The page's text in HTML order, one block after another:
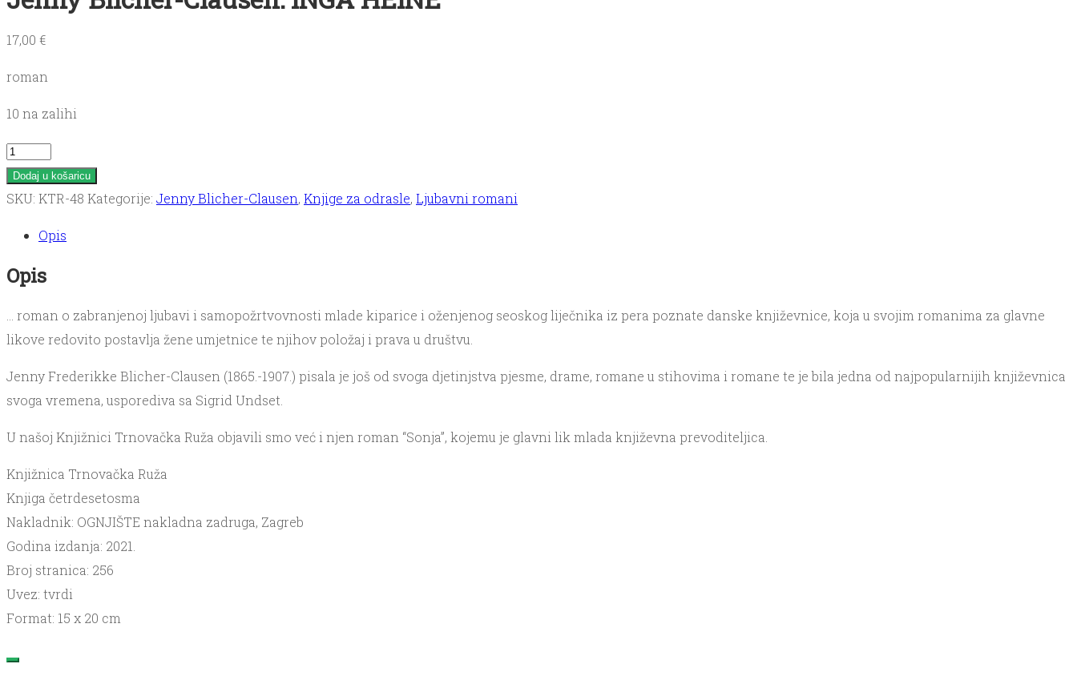
17,00 €
roman
10 na zalihi
Jenny
Blicher-
Clausen:
HEINE
količina
Dodaj u košaricu
SKU: KTR-48 Kategorije: Jenny Blicher-Clausen, Knjige za odrasle, Ljubavni romani
Opis
Opis
… roman o zabranjenoj ljubavi i samopožrtvovnosti mlade kiparice i oženjenog seoskog liječnika iz pera poznate danske književnice, koja u svojim romanima za glavne
likove redovito postavlja žene umjetnice te njihov položaj i prava u društvu.
Jenny Frederikke Blicher-Clausen (1865.-1907.) pisala je još od svoga djetinjstva pjesme, drame, romane u stihovima i romane te je bila jedna od najpopularnijih književnica
svoga vremena, usporediva sa Sigrid Undset.
U našoj Knjižnici Trnovačka Ruža objavili smo već i njen roman “Sonja”, kojemu je glavni lik mlada književna prevoditeljica.
Knjižnica Trnovačka Ruža
Knjiga četrdesetosma
Nakladnik: OGNJIŠTE nakladna zadruga, Zagreb
Godina izdanja: 2021.
Broj stranica: 256
Uvez: tvrdi
Format: 15 x 20 cm